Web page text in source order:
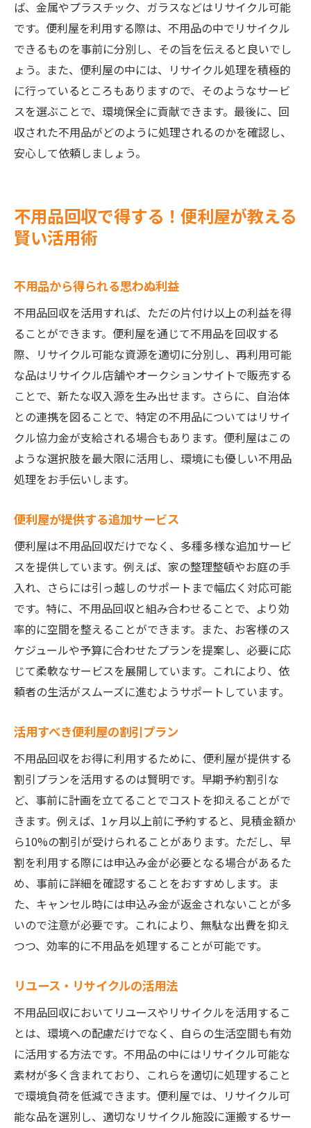
ば、金属やプラスチック、ガラスなどはリサイクル可能
です。便利屋を利用する際は、不用品の中でリサイクル
できるものを事前に分別し、その旨を伝えると良いでし
ょう。また、便利屋の中には、リサイクル処理を積極的
に行っているところもありますので、そのようなサービ
スを選ぶことで、環境保全に貢献できます。最後に、回
収された不用品がどのように処理されるのかを確認し、
安心して依頼しましょう。
不用品回収で得する！便利屋が教える
賢い活用術
不用品から得られる思わぬ利益
不用品回収を活用すれば、ただの片付け以上の利益を得
ることができます。便利屋を通じて不用品を回収する
際、リサイクル可能な資源を適切に分別し、再利用可能
な品はリサイクル店舗やオークションサイトで販売する
ことで、新たな収入源を生み出せます。さらに、自治体
との連携を図ることで、特定の不用品についてはリサイ
クル協力金が支給される場合もあります。便利屋はこの
ような選択肢を最大限に活用し、環境にも優しい不用品
処理をお手伝いします。
便利屋が提供する追加サービス
便利屋は不用品回収だけでなく、多種多様な追加サービ
スを提供しています。例えば、家の整理整頓やお庭の手
入れ、さらには引っ越しのサポートまで幅広く対応可能
です。特に、不用品回収と組み合わせることで、より効
率的に空間を整えることができます。また、お客様のス
ケジュールや予算に合わせたプランを提案し、必要に応
じて柔軟なサービスを展開しています。これにより、依
頼者の生活がスムーズに進むようサポートしています。
活用すべき便利屋の割引プラン
不用品回収をお得に利用するために、便利屋が提供する
割引プランを活用するのは賢明です。早期予約割引な
ど、事前に計画を立てることでコストを抑えることがで
きます。例えば、1ヶ月以上前に予約すると、見積金額か
ら10%の割引が受けられることがあります。ただし、早
割を利用する際には申込み金が必要となる場合があるた
め、事前に詳細を確認することをおすすめします。ま
た、キャンセル時には申込み金が返金されないことが多
いので注意が必要です。これにより、無駄な出費を抑え
つつ、効率的に不用品を処理することが可能です。
リユース・リサイクルの活用法
不用品回収においてリユースやリサイクルを活用するこ
とは、環境への配慮だけでなく、自らの生活空間も有効
に活用する方法です。不用品の中にはリサイクル可能な
素材が多く含まれており、これらを適切に処理すること
で環境負荷を低減できます。便利屋では、リサイクル可
能な品を選別し、適切なリサイクル施設に運搬するサー